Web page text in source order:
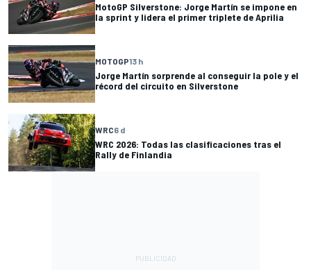
MotoGP Silverstone: Jorge Martín se impone en
la sprint y lidera el primer triplete de Aprilia
MOTOGP13 h
Jorge Martín sorprende al conseguir la pole y el
récord del circuito en Silverstone
WRC6 d
WRC 2026: Todas las clasificaciones tras el
Rally de Finlandia